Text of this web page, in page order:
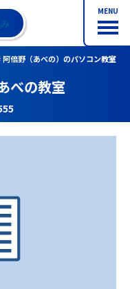
MENU
倍野（あべの）のパソコン教室
べの教室